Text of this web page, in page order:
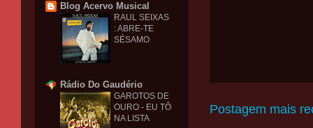
Postagem mais
Blog Acervo Musical
RAUL SEIXAS
: ABRE-TE
SÉSAMO
Rádio Do Gaudério
GAROTOS DE
OURO - EU TÔ
NA LISTA